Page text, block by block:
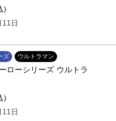
11日
ズ ウルトラマン
ローシリーズ ウルトラ
11日